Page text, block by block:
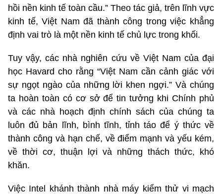
hồi nền kinh tế toàn cầu.” Theo tác giả, trên lĩnh vực
kinh tế, Việt Nam đã thành công trong việc khẳng
định vai trò là một nền kinh tế chủ lực trong khối.
Tuy vậy, các nhà nghiên cứu về Việt Nam của đại
học Havard cho rằng “Việt Nam cần cảnh giác với
sự ngọt ngào của những lời khen ngợi.” Và chúng
ta hoàn toàn có cơ sở để tin tưởng khi Chính phủ
và các nhà hoạch định chính sách của chúng ta
luôn đủ bản lĩnh, bình tĩnh, tỉnh táo để ý thức về
thành công và hạn chế, về điểm mạnh và yếu kém,
về thời cơ, thuận lợi và những thách thức, khó
khăn.
Việc Intel khánh thành nhà máy kiểm thử vi mạch